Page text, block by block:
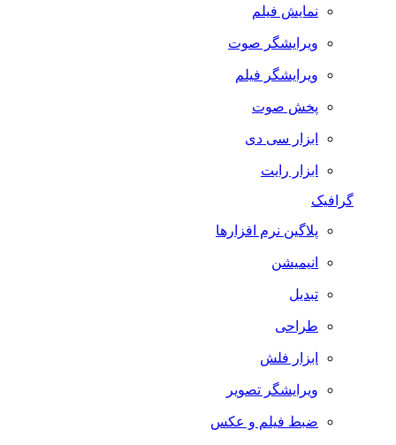
نمایش فیلم
ویرایشگر صوت
ویرایشگر فیلم
پخش صوت
ابزار سی دی
ابزار رایت
گرافیک
پلاگین نرم افزارها
انیمیشن
تبدیل
طراحی
ابزار فلش
ویرایشگر تصویر
ضبط فيلم و عكس